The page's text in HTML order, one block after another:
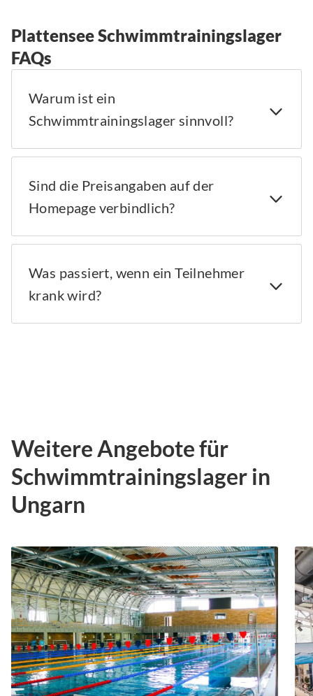
Plattensee Schwimmtrainingslager
FAQs
Warum ist ein
Schwimmtrainingslager sinnvoll?
Sind die Preisangaben auf der
Homepage verbindlich?
Was passiert, wenn ein Teilnehmer
krank wird?
Weitere Angebote für
Schwimmtrainingslager in
Ungarn